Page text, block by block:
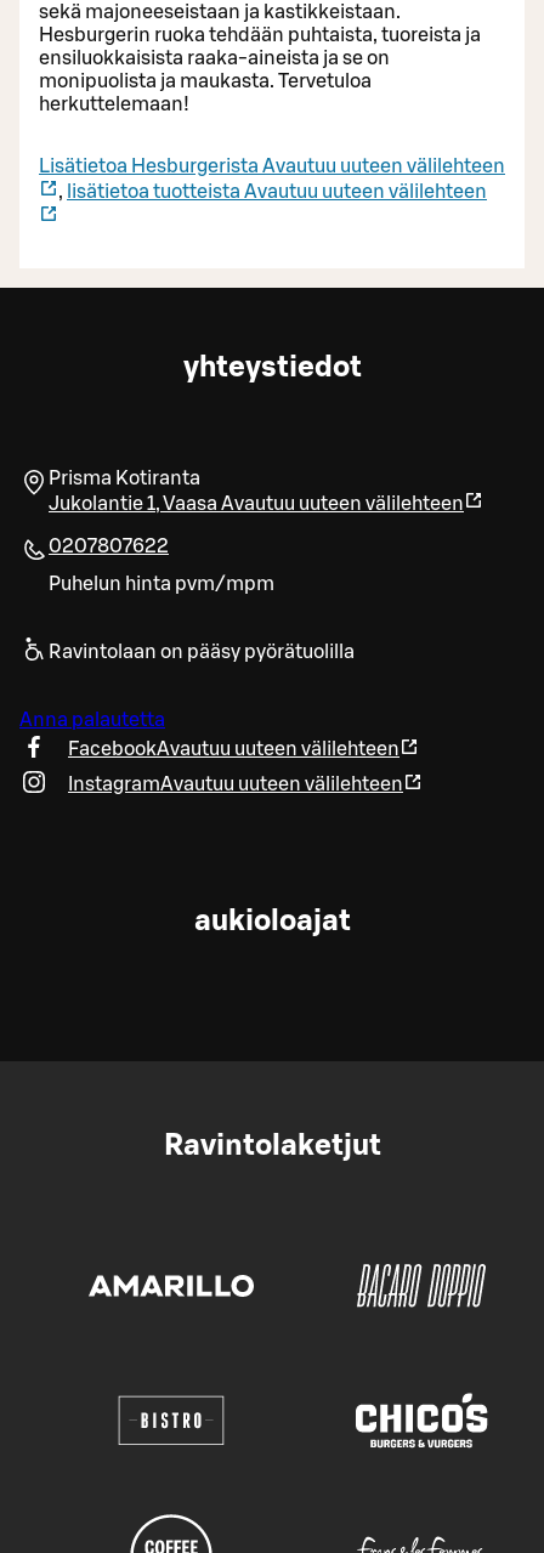
sekä majoneeseistaan ja kastikkeistaan.
Hesburgerin ruoka tehdään puhtaista, tuoreista ja
ensiluokkaisista raaka-aineista ja se on
monipuolista ja maukasta. Tervetuloa
herkuttelemaan!
Lisätietoa Hesburgerista Avautuu uuteen välilehteen
, lisätietoa tuotteista Avautuu uuteen välilehteen
yhteystiedot
Prisma Kotiranta
Jukolantie 1,Vaasa Avautuu uuteen välilehteen
0207807622
Puhelun hinta pvm/mpm
Ravintolaan on pääsy pyörätuolilla
Anna palautetta
FacebookAvautuu uuteen välilehteen
InstagramAvautuu uuteen välilehteen
aukioloajat
Ravintolaketjut